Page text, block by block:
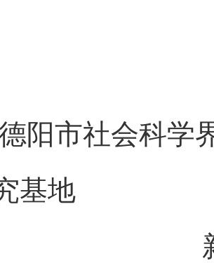
社会科学
基地
代思想